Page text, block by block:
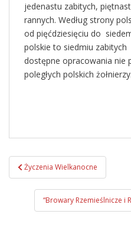
jedenastu zabitych,
rannych. Według strony
od pięćdziesięciu do
polskie to siedmiu
dostępne opracowania nie
poległych polskich żołnierzy.
Zobacz wpisy
Życzenia Wielkanocne
“Browary Rzemieślnicze i